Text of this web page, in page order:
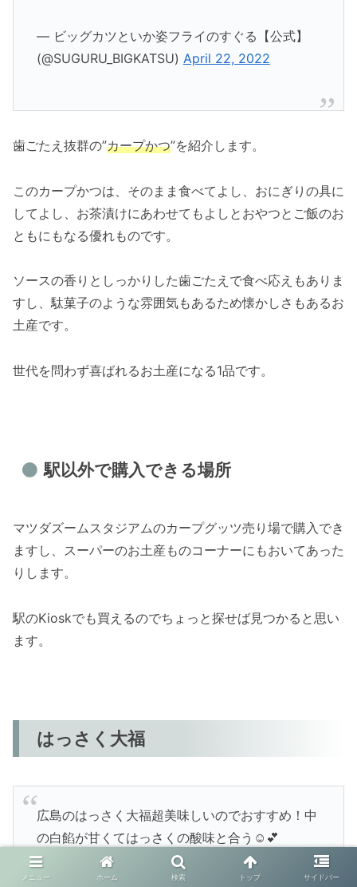
— ビッグカツといか姿フライのすぐる【公式】
(@SUGURU_BIGKATSU) April 22, 2022
歯ごたえ抜群の”カープかつ”を紹介します。
このカープかつは、そのまま食べてよし、おにぎりの具に
してよし、お茶漬けにあわせてもよしとおやつとご飯のお
ともにもなる優れものです。
ソースの香りとしっかりした歯ごたえで食べ応えもありま
すし、駄菓子のような雰囲気もあるため懐かしさもあるお
土産です。
世代を問わず喜ばれるお土産になる1品です。
駅以外で購入できる場所
マツダズームスタジアムのカープグッツ売り場で購入でき
ますし、スーパーのお土産ものコーナーにもおいてあった
りします。
駅のKioskでも買えるのでちょっと探せば見つかると思い
ます。
はっさく大福
広島のはっさく大福超美味しいのでおすすめ！中
の白餡が甘くてはっさくの酸味と合う☺️💕
pic.twitter.com/k2QJI7u08z
メニュー ホーム 検索 トップ サイドバー